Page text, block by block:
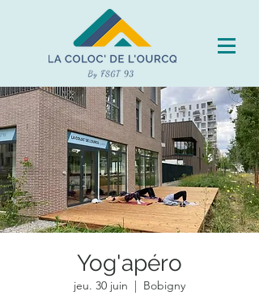
Yog'apéro
jeu. 30 juin
  |
Bobigny